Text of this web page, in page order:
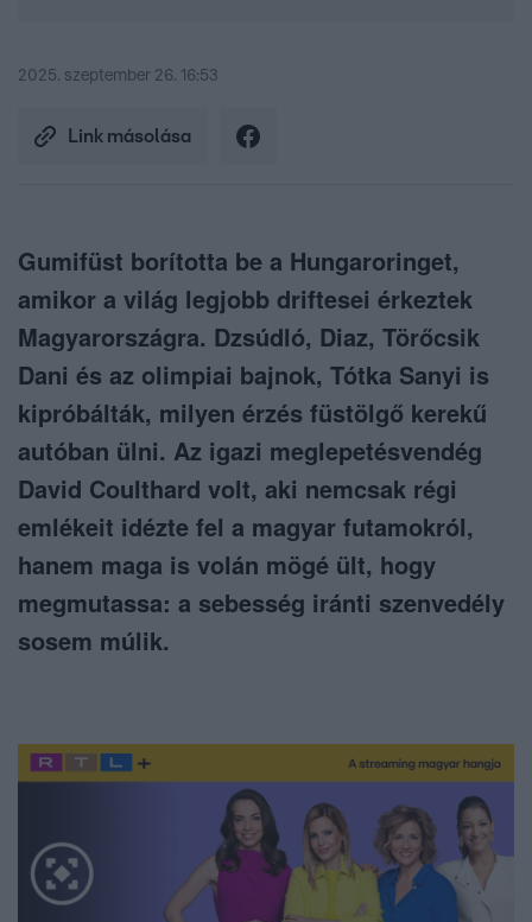
2025. szeptember 26. 16:53
Link másolása
Gumifüst borította be a Hungaroringet,
amikor a világ legjobb driftesei érkeztek
Magyarországra. Dzsúdló, Diaz, Törőcsik
Dani és az olimpiai bajnok, Tótka Sanyi is
kipróbálták, milyen érzés füstölgő kerekű
autóban ülni. Az igazi meglepetésvendég
David Coulthard volt, aki nemcsak régi
emlékeit idézte fel a magyar futamokról,
hanem maga is volán mögé ült, hogy
megmutassa: a sebesség iránti szenvedély
sosem múlik.